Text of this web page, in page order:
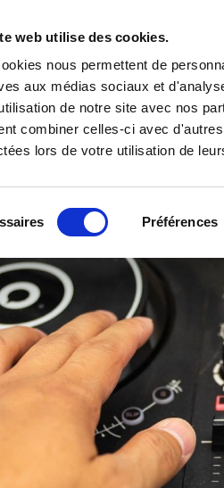
web utilise des cookies.
nous permettent de
aux médias sociaux et
de notre site avec nos
combiner celles-ci avec
lors de votre utilisation de
Préférences
Accueil